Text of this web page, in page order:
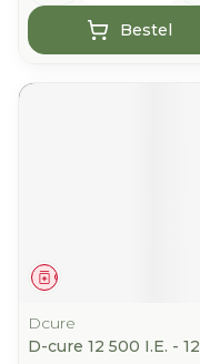
Bestel
Geneesmiddel
Dcure
D-cure 12 500 I.E. - 12